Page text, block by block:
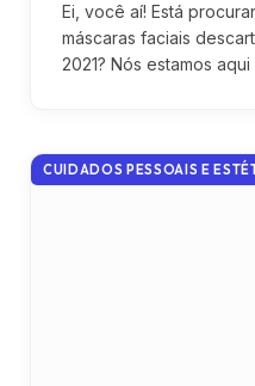
Ei, você aí! Está
máscaras faciais
2021? Nós estamos
CUIDADOS PESSOAIS E